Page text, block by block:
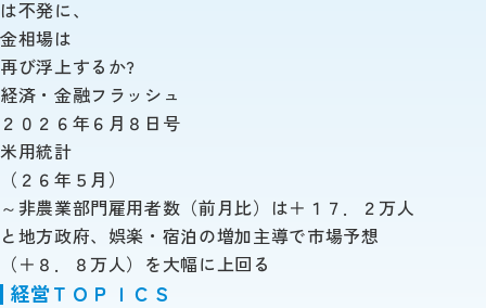
は不発に、
金相場は
再び浮上するか?
経済・金融フラッシュ
２０２６年６月８日号
米用統計
（２６年５月）
～非農業部門雇用者数（前月比）は＋１７．２万人
と地方政府、娯楽・宿泊の増加主導で市場予想
（＋８．８万人）を大幅に上回る
経営ＴＯＰＩＣＳ